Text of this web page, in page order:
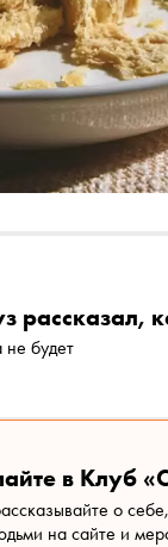
рассказал,
не будет
в Клуб
о
на сайте и